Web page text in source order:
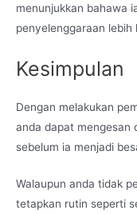
menunjukkan bahawa
penyelenggaraan lebih
Kesimpulan
Dengan melakukan
anda dapat mengesan
sebelum ia menjadi
Walaupun anda tidak
tetapkan rutin seperti